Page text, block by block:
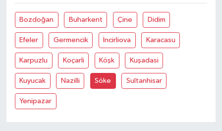
Bozdoğan Buharkent Çine Didim
Efeler Germencik İncirliova Karacasu
Karpuzlu Koçarli Köşk Kuşadasi
Kuyucak Nazilli Söke Sultanhisar
Yenipazar